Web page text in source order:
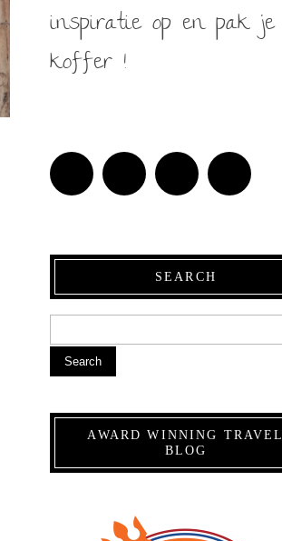
inspiratie op en pak je
koffer !
SEARCH
Search
AWARD WINNING TRAVEL
BLOG